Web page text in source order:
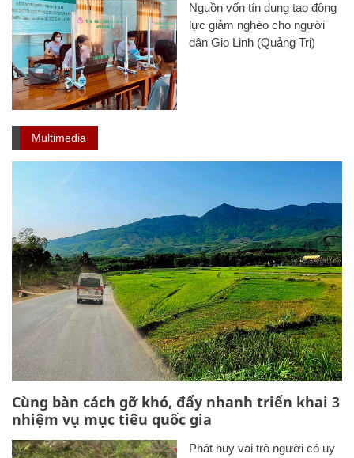
Nguồn vốn tín dụng tạo động
lực giảm nghèo cho người
dân Gio Linh (Quảng Trị)
Multimedia
Cùng bàn cách gỡ khó, đẩy nhanh triển khai 3
nhiệm vụ mục tiêu quốc gia
Phát huy vai trò người có uy